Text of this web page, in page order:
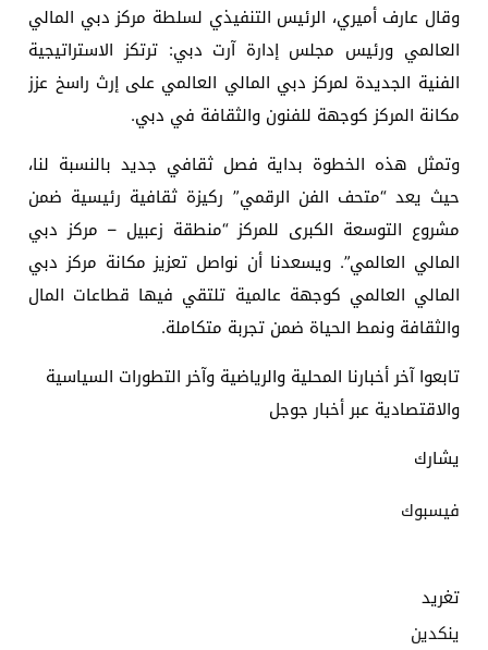
وقال عارف أميري، الرئيس التنفيذي لسلطة مركز دبي المالي
العالمي ورئيس مجلس إدارة آرت دبي: ترتكز الاستراتيجية
الفنية الجديدة لمركز دبي المالي العالمي على إرث راسخ عزز
مكانة المركز كوجهة للفنون والثقافة في دبي.
وتمثل هذه الخطوة بداية فصل ثقافي جديد بالنسبة لنا،
حيث يعد “متحف الفن الرقمي” ركيزة ثقافية رئيسية ضمن
مشروع التوسعة الكبرى للمركز “منطقة زعبيل – مركز دبي
المالي العالمي”. ويسعدنا أن نواصل تعزيز مكانة مركز دبي
المالي العالمي كوجهة عالمية تلتقي فيها قطاعات المال
والثقافة ونمط الحياة ضمن تجربة متكاملة.
تابعوا آخر أخبارنا المحلية والرياضية وآخر التطورات السياسية
والاقتصادية عبر أخبار جوجل
يشارك
فيسبوك
تغريد
ينكدين